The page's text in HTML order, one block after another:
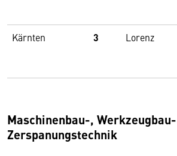
Kärnten
3 Lorenz
Maschinenbau-,
Zerspanungstechnik